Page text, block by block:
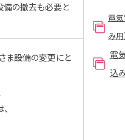
電
み用
電
込
備の撤去も必要と
ま設備の変更にと